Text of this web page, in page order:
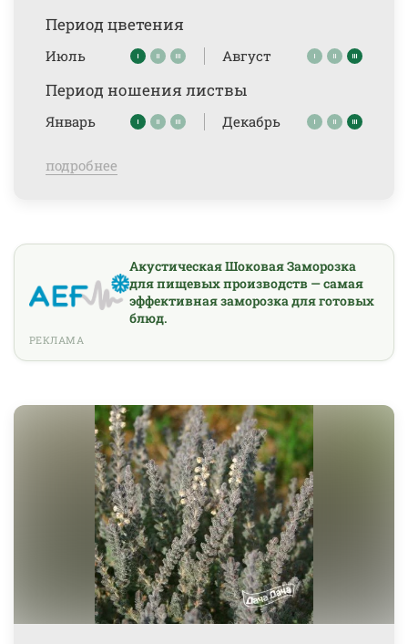
Период цветения
Июль Август
Период ношения листвы
Январь Декабрь
подробнее
Акустическая Шоковая Заморозка
для пищевых производств — самая
эффективная заморозка для готовых
блюд.
РЕКЛАМА